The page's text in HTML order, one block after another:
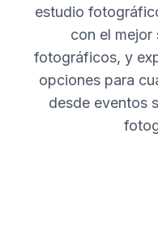
estudio
con el
fotográficos, y
opciones para
desde eventos